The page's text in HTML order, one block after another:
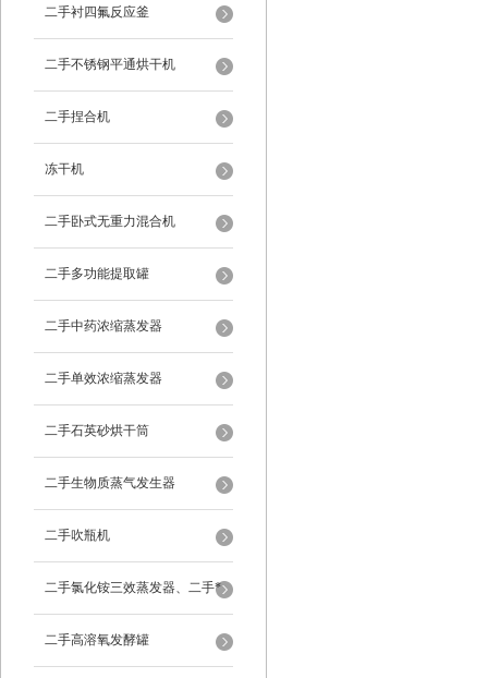
二手衬四氟反应釜
二手不锈钢平通烘干机
二手捏合机
冻干机
二手卧式无重力混合机
二手多功能提取罐
二手中药浓缩蒸发器
二手单效浓缩蒸发器
二手石英砂烘干筒
二手生物质蒸气发生器
二手吹瓶机
二手氯化铵三效蒸发器、二手*
蒸发器
二手高溶氧发酵罐